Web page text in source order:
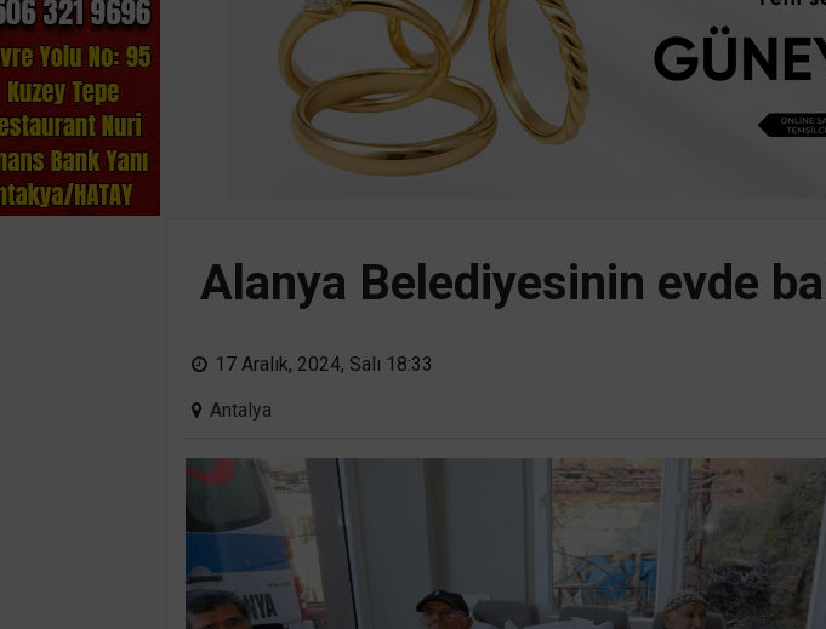
Alanya Belediyesinin evde
17 Aralık, 2024, Salı 18:33
Antalya